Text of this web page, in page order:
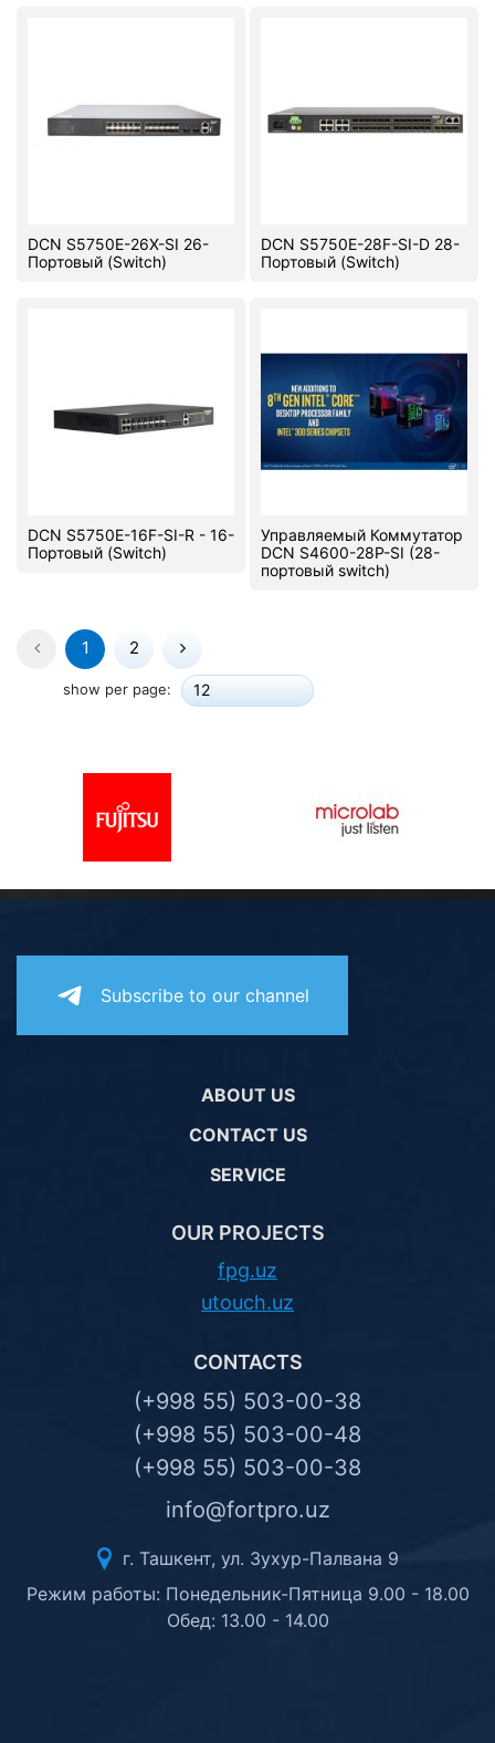
DCN S5750E-26X-SI 26-
Портовый (Switch)
DCN S5750E-28F-SI-D 28-
Портовый (Switch)
DCN S5750E-16F-SI-R - 16-
Портовый (Switch)
Управляемый Коммутатор
DCN S4600-28P-SI (28-
портовый switch)
1 2
show per page: 12
Subscribe to our channel
ABOUT US
CONTACT US
SERVICE
OUR PROJECTS
fpg.uz
utouch.uz
CONTACTS
(+998 55) 503-00-38
(+998 55) 503-00-48
(+998 55) 503-00-38
info@fortpro.uz
г. Ташкент, ул. Зухур-Палвана 9
Режим работы: Понедельник-Пятница 9.00 - 18.00
Обед: 13.00 - 14.00